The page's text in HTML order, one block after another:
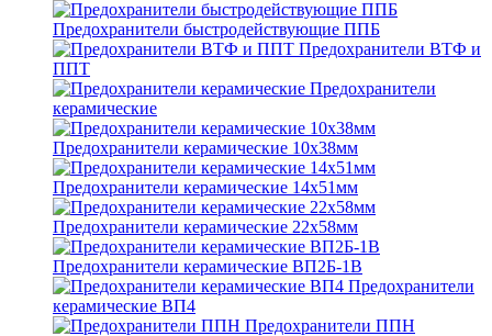
Предохранители быстродействующие ППБ
Предохранители ВТФ и
ППТ
Предохранители
керамические
Предохранители керамические 10х38мм
Предохранители керамические 14х51мм
Предохранители керамические 22х58мм
Предохранители керамические ВП2Б-1В
Предохранители
керамические ВП4
Предохранители ППН